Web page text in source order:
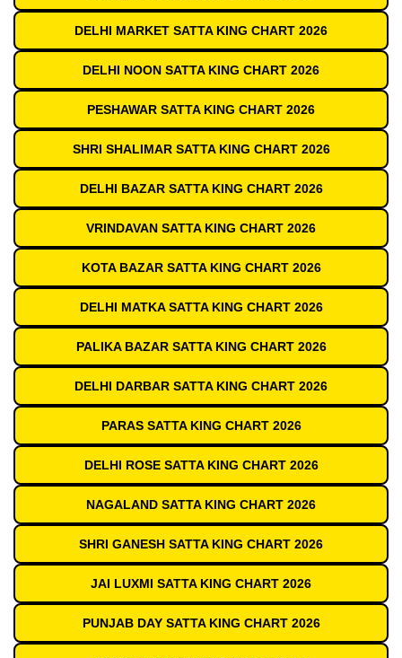
DELHI MARKET SATTA KING CHART 2026
DELHI NOON SATTA KING CHART 2026
PESHAWAR SATTA KING CHART 2026
SHRI SHALIMAR SATTA KING CHART 2026
DELHI BAZAR SATTA KING CHART 2026
VRINDAVAN SATTA KING CHART 2026
KOTA BAZAR SATTA KING CHART 2026
DELHI MATKA SATTA KING CHART 2026
PALIKA BAZAR SATTA KING CHART 2026
DELHI DARBAR SATTA KING CHART 2026
PARAS SATTA KING CHART 2026
DELHI ROSE SATTA KING CHART 2026
NAGALAND SATTA KING CHART 2026
SHRI GANESH SATTA KING CHART 2026
JAI LUXMI SATTA KING CHART 2026
PUNJAB DAY SATTA KING CHART 2026